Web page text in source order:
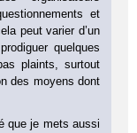
et
peut varier d’un
quelques
plaints, surtout
des moyens dont
que je mets aussi